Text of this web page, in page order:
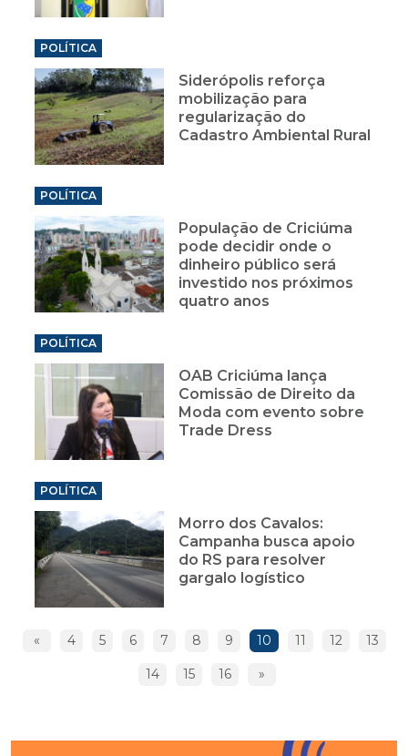
POLÍTICA
Siderópolis reforça
mobilização para
regularização do
Cadastro Ambiental Rural
POLÍTICA
População de Criciúma
pode decidir onde o
dinheiro público será
investido nos próximos
quatro anos
POLÍTICA
OAB Criciúma lança
Comissão de Direito da
Moda com evento sobre
Trade Dress
POLÍTICA
Morro dos Cavalos:
Campanha busca apoio
do RS para resolver
gargalo logístico
« 4 5 6 7 8 9 10 11 12 13
14 15 16 »